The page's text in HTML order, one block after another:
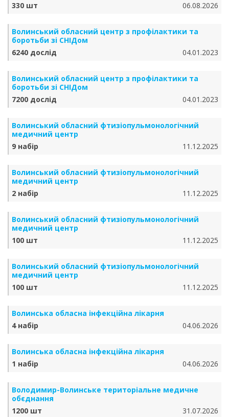
330 шт
06.08.2026
Волинський обласний центр з профілактики та
боротьби зі СНІДом
6240 дослід
04.01.2023
Волинський обласний центр з профілактики та
боротьби зі СНІДом
7200 дослід
04.01.2023
Волинський обласний фтизіопульмонологічний
медичний центр
9 набір
11.12.2025
Волинський обласний фтизіопульмонологічний
медичний центр
2 набір
11.12.2025
Волинський обласний фтизіопульмонологічний
медичний центр
100 шт
11.12.2025
Волинський обласний фтизіопульмонологічний
медичний центр
100 шт
11.12.2025
Волинська обласна інфекційна лікарня
4 набір
04.06.2026
Волинська обласна інфекційна лікарня
1 набір
04.06.2026
Володимир-Волинське територіальне медичне
обєднання
1200 шт
31.07.2026